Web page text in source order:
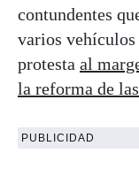
contundentes
varios vehículos
protesta al
la reforma de
PUBLICIDAD